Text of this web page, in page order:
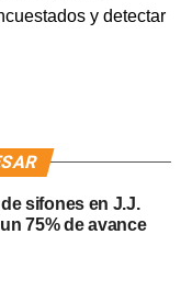
y detectar
sifones en J.J.
75% de avance